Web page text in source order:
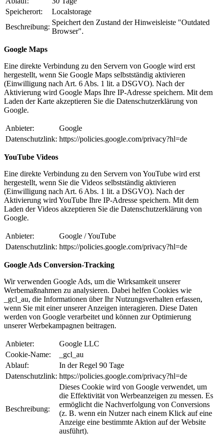
Speicherort:
Localstorage
Beschreibung:
Speichert den Zustand der Hinweisleiste "Outdated
Browser".
Google Maps
Eine direkte Verbindung zu den Servern von Google wird erst
hergestellt, wenn Sie Google Maps selbstständig aktivieren
(Einwilligung nach Art. 6 Abs. 1 lit. a DSGVO). Nach der
Aktivierung wird Google Maps Ihre IP-Adresse speichern. Mit dem
Laden der Karte akzeptieren Sie die Datenschutzerklärung von
Google.
Anbieter:
Google
Datenschutzlink: https://policies.google.com/privacy?hl=de
YouTube Videos
Eine direkte Verbindung zu den Servern von YouTube wird erst
hergestellt, wenn Sie die Videos selbstständig aktivieren
(Einwilligung nach Art. 6 Abs. 1 lit. a DSGVO). Nach der
Aktivierung wird YouTube Ihre IP-Adresse speichern. Mit dem
Laden der Videos akzeptieren Sie die Datenschutzerklärung von
Google.
Anbieter:
Google / YouTube
Datenschutzlink: https://policies.google.com/privacy?hl=de
Google Ads Conversion-Tracking
Wir verwenden Google Ads, um die Wirksamkeit unserer
Werbemaßnahmen zu analysieren. Dabei helfen Cookies wie
_gcl_au, die Informationen über Ihr Nutzungsverhalten erfassen,
wenn Sie mit einer unserer Anzeigen interagieren. Diese Daten
werden von Google verarbeitet und können zur Optimierung
unserer Werbekampagnen beitragen.
Anbieter:
Google LLC
Cookie-Name:
_gcl_au
Ablauf:
In der Regel 90 Tage
Datenschutzlink: https://policies.google.com/privacy?hl=de
Beschreibung:
Dieses Cookie wird von Google verwendet, um
die Effektivität von Werbeanzeigen zu messen. Es
ermöglicht die Nachverfolgung von Conversions
(z. B. wenn ein Nutzer nach einem Klick auf eine
Anzeige eine bestimmte Aktion auf der Website
ausführt).